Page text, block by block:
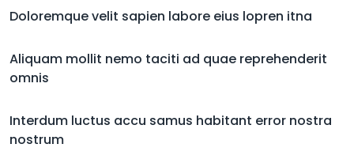
Doloremque velit sapien labore eius lopren itna
Aliquam mollit nemo taciti ad quae reprehenderit
omnis
Interdum luctus accu samus habitant error nostra
nostrum